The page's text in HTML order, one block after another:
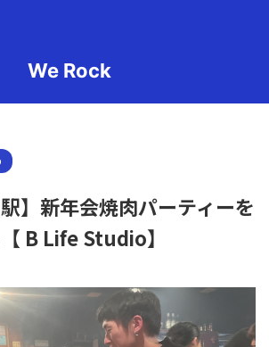
We Rock
駅】新年会焼肉パーティーを
B Life Studio】